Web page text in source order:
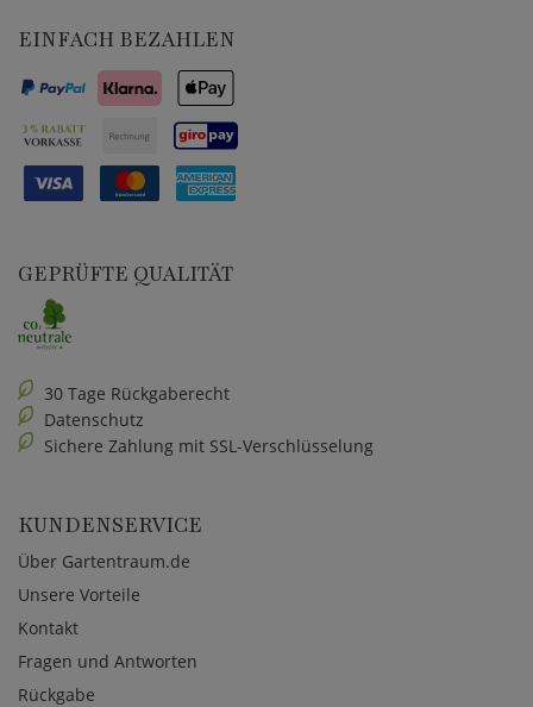
EINFACH BEZAHLEN
GEPRÜFTE QUALITÄT
30 Tage Rückgaberecht
Datenschutz
Sichere Zahlung mit SSL-Verschlüsselung
KUNDENSERVICE
Über Gartentraum.de
Unsere Vorteile
Kontakt
Fragen und Antworten
Rückgabe